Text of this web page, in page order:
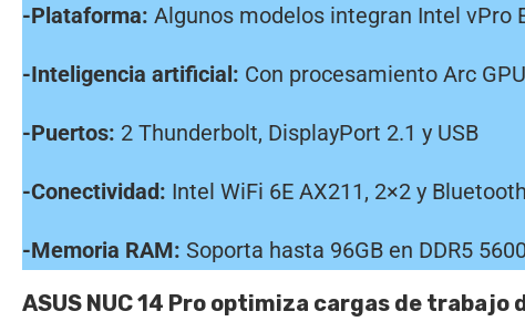
-Plataforma: Algunos modelos integran Intel vPro
-Inteligencia artificial: Con procesamiento Arc
-Puertos: 2 Thunderbolt, DisplayPort 2.1 y USB
-Conectividad: Intel WiFi 6E AX211, 2×2 y
-Memoria RAM: Soporta hasta 96GB en DDR5
ASUS NUC 14 Pro optimiza cargas de